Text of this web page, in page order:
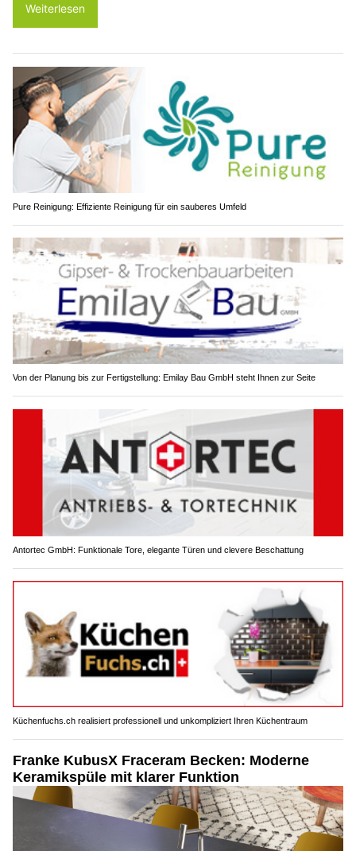
Weiterlesen
Pure Reinigung: Effiziente Reinigung für ein sauberes Umfeld
Von der Planung bis zur Fertigstellung: Emilay Bau GmbH steht Ihnen zur Seite
Antortec GmbH: Funktionale Tore, elegante Türen und clevere Beschattung
Küchenfuchs.ch realisiert professionell und unkompliziert Ihren Küchentraum
Franke KubusX Fraceram Becken: Moderne
Keramikspüle mit klarer Funktion